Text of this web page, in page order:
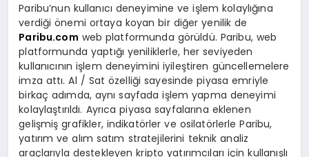
Paribu’nun kullanıcı deneyimine ve işlem kolaylığına
verdiği önemi ortaya koyan bir diğer yenilik de
Paribu.com web platformunda görüldü. Paribu, web
platformunda yaptığı yeniliklerle, her seviyeden
kullanıcının işlem deneyimini iyileştiren güncellemelere
imza attı. Al / Sat özelliği sayesinde piyasa emriyle
birkaç adımda, aynı sayfada işlem yapma deneyimi
kolaylaştırıldı. Ayrıca piyasa sayfalarına eklenen
gelişmiş grafikler, indikatörler ve osilatörlerle Paribu,
yatırım ve alım satım stratejilerini teknik analiz
araçlarıyla destekleyen kripto yatırımcıları için kullanışlı